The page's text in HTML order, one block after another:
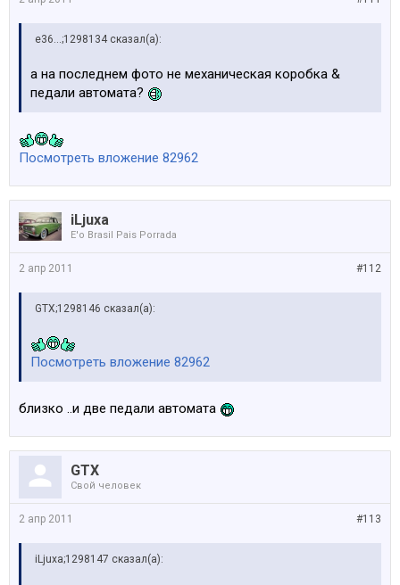
e36...;1298134 сказал(а):
а на последнем фото не механическая коробка &
педали автомата?
Посмотреть вложение 82962
iLjuxa
E'o Brasil Pais Porrada
#112
2 апр 2011
GTX;1298146 сказал(а):
Посмотреть вложение 82962
близко ..и две педали автомата
GTX
Свой человек
#113
2 апр 2011
iLjuxa;1298147 сказал(а):